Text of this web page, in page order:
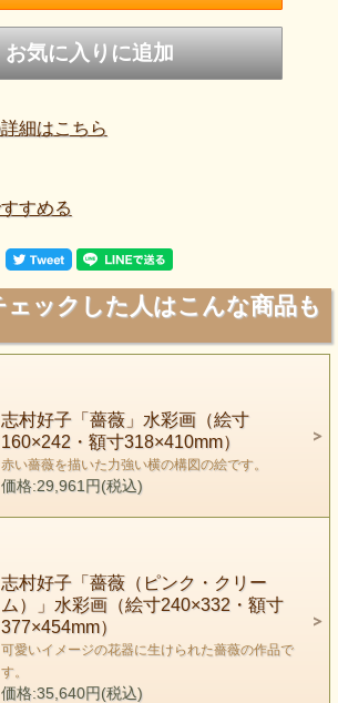
細はこちら
すめる
ェックした人はこんな商品も
志村好子「薔薇」水彩画（絵寸
160×242・額寸318×410mm）
赤い薔薇を描いた力強い横の構図の絵です。
価格:29,961円(税込)
志村好子「薔薇（ピンク・クリー
ム）」水彩画（絵寸240×332・額寸
377×454mm）
可愛いイメージの花器に生けられた薔薇の作品で
す。
価格:35,640円(税込)